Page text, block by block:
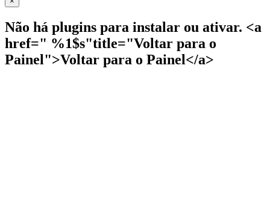
product
view
Não há plugins para instalar ou ativar. <a
href=" %1$s"title="Voltar para o
Painel">Voltar para o Painel</a>